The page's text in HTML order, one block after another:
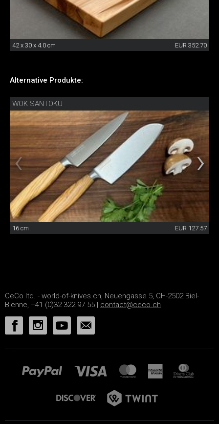
42 x 30 x 4.0 cm EUR 352.70
Alternative Produkte:
WOK SANTOKU
16 cm EUR 127.57
CeCo ltd. - world-of-knives.ch, Neuengasse 5, CH-2502 Biel-
Bienne, +41 (0)32 322 97 55 | contact@ceco.ch